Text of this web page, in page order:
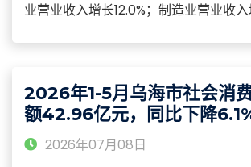
业营业收入增长12.0%；制造业营业收
长7.3%，中游装备制造业营业收入增长
费品制造业营业收入下降2.7%。
2026年1-5月乌海市社会消
额42.96亿元，同比下降
2026年07月08日